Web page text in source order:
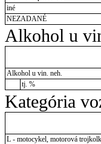
iné
NEZADANÉ
Alkohol u
Alkohol u vin. neh.
tj. %
Kategória
L - motocykel, motorová